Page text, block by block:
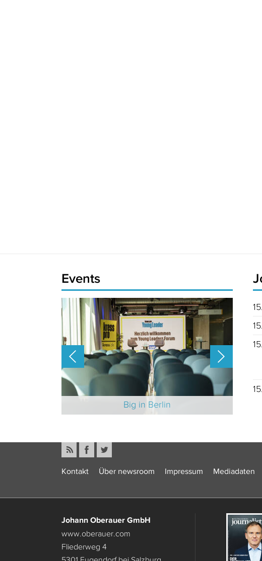
Events
Big in Berlin
Kontakt Über newsroom Impressum Mediadaten
Johann Oberauer GmbH
www.oberauer.com
Fliederweg 4